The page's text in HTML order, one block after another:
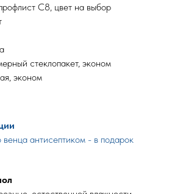
С8, цвет на выбор
стеклопакет, эконом
эконом
антисептиком - в подарок